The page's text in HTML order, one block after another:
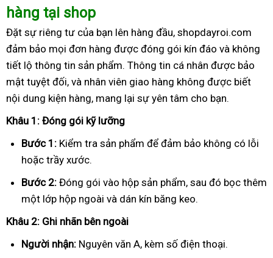
hàng tại shop
Đặt sự riêng tư của bạn lên hàng đầu, shopdayroi.com
đảm bảo mọi đơn hàng được đóng gói kín đáo và không
tiết lộ thông tin sản phẩm. Thông tin cá nhân được bảo
mật tuyệt đối, và nhân viên giao hàng không được biết
nội dung kiện hàng, mang lại sự yên tâm cho bạn.
Khâu 1: Đóng gói kỹ lưỡng
Bước 1: Kiểm tra sản phẩm để đảm bảo không có lỗi
hoặc trầy xước.
Bước 2: Đóng gói vào hộp sản phẩm, sau đó bọc thêm
một lớp hộp ngoài và dán kín băng keo.
Khâu 2: Ghi nhãn bên ngoài
Người nhận: Nguyên văn A, kèm số điện thoại.